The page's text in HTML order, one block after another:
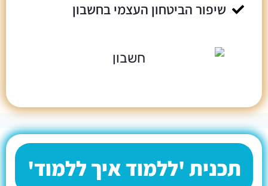
שיפור הביטחון העצמי בחשבון
תכנית 'ללמוד איך ללמוד'